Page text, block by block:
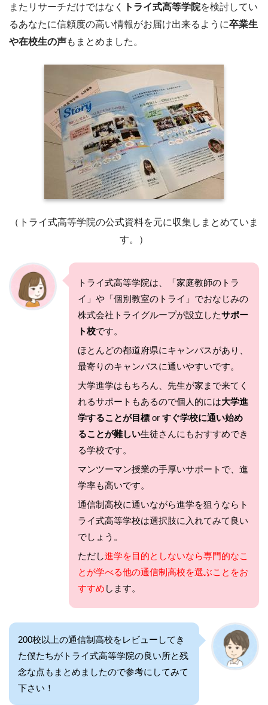
またリサーチだけではなく トライ式高等学院を検討してい
るあなたに信頼度の高い情報がお届け出来るように卒業生
や在校生の声もまとめました。
（トライ式高等学院の公式資料を元に収集しまとめていま
す。）
トライ式高等学院は、「家庭教師のトラ
イ」や「個別教室のトライ」でおなじみの
株式会社トライグループが設立したサポー
ト校です。
ほとんどの都道府県にキャンパスがあり、
最寄りのキャンパスに通いやすいです。
大学進学はもちろん、先生が家まで来てく
れるサポートもあるので個人的には大学進
学することが目標 or すぐ学校に通い始め
ることが難しい生徒さんにもおすすめでき
る学校です。
マンツーマン授業の手厚いサポートで、進
学率も高いです。
通信制高校に通いながら進学を狙うならト
ライ式高等学校は選択肢に入れてみて良い
でしょう。
ただし進学を目的としないなら専門的なこ
とが学べる他の通信制高校を選ぶことをお
すすめ します。
200校以上の通信制高校をレビューしてき
た僕たちがトライ式高等学院の良い所と残
念な点もまとめましたので参考にしてみて
下さい！